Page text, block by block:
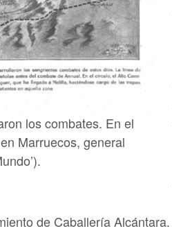
los combates. En el
Marruecos, general
de Caballería Alcántara.